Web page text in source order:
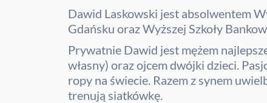
Dawid Laskowski jest absolwentem
Gdańsku oraz Wyższej Szkoły
Prywatnie Dawid jest mężem
własny) oraz ojcem dwójki dzieci.
ropy na świecie. Razem z synem
trenują siatkówkę.